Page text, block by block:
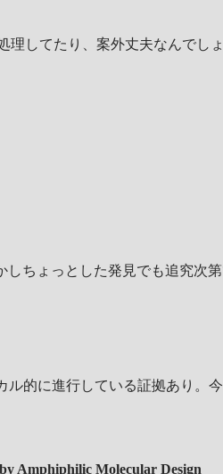
してたり、案外丈夫なんでしょ
ちょっとした発見でも追究次
的に進行している証拠あり。
Amphiphilic Molecular Design